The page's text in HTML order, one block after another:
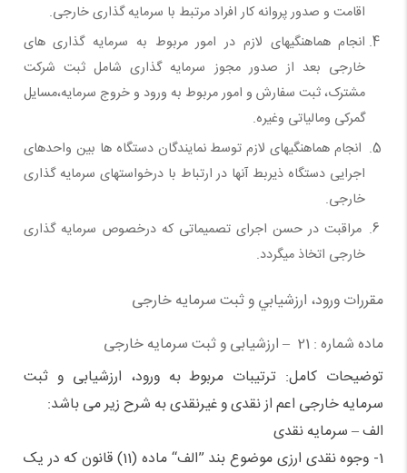
اقامت و صدور پروانه کار افراد مرتبط با سرمایه گذاری خارجی.
انجام هماهنگیهای لازم در امور مربوط به سرمایه گذاری های
خارجی بعد از صدور مجوز سرمایه گذاری شامل ثبت شرکت
مشترک، ثبت سفارش و امور مربوط به ورود و خروج سرمایه،‌مسایل
گمرکی ومالیاتی وغیره.
انجام هماهنگیهای لازم توسط نمایندگان دستگاه ها بین واحدهای
اجرایی دستگاه ذیربط آنها در ارتباط با درخواستهای سرمایه گذاری
خارجی.
مراقبت در حسن اجرای تصمیماتی که درخصوص سرمایه گذاری
خارجی اتخاذ میگردد.
مقررات ورود، ارزشيابي و ثبت سرمايه خارجی
ماده شماره : 21 – ارزشیابی و ثبت سرمایه خارجی
توضیحات کامل: ترتیبات مربوط به ورود، ارزشیابی و ثبت
سرمایه خارجی اعم از نقدی و غیرنقدی به شرح زیر می باشد:
الف – سرمایه نقدی
1- وجوه نقدی ارزی موضوع بند ”الف“ ماده (11) قانون که در یک